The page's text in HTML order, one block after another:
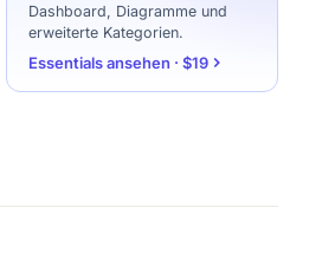
Dashboard, Diagramme und
erweiterte Kategorien.
Essentials ansehen · $19